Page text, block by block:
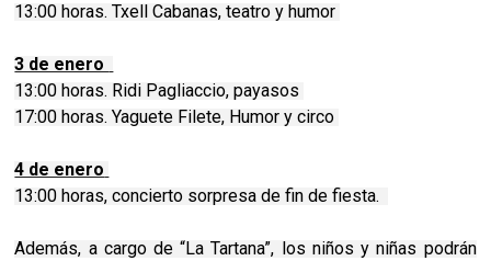
13:00 horas. Txell Cabanas, teatro y humor
3 de enero
13:00 horas. Ridi Pagliaccio, payasos
17:00 horas. Yaguete Filete, Humor y circo
4 de enero
13:00 horas, concierto sorpresa de fin de fiesta.
Además, a cargo de “La Tartana”, los niños y niñas podrán